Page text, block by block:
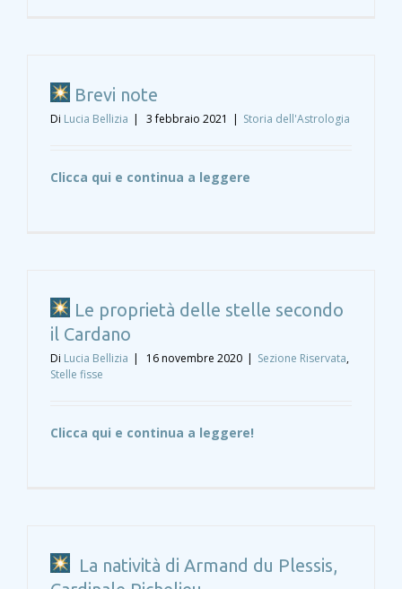
Brevi note
Di Lucia Bellizia | 3 febbraio 2021 | Storia dell'Astrologia
Clicca qui e continua a leggere
Le proprietà delle stelle secondo
il Cardano
Di Lucia Bellizia | 16 novembre 2020 | Sezione Riservata,
Stelle fisse
Clicca qui e continua a leggere!
La natività di Armand du Plessis,